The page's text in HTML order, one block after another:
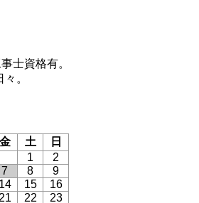
士資格有。
。
金 土
日
1
2
7 8
9
14 15
16
21 22 23